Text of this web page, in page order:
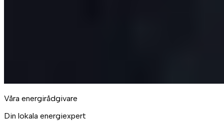
Våra energirådgivare
Din lokala energiexpert